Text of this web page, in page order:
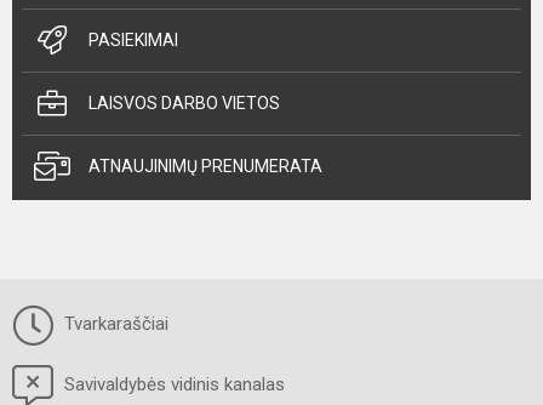
PASIEKIMAI
LAISVOS DARBO VIETOS
ATNAUJINIMŲ PRENUMERATA
Tvarkaraščiai
Savivaldybės vidinis kanalas